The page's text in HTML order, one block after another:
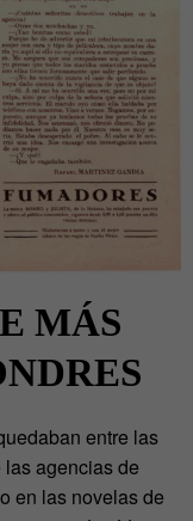
MÁS
entre las
agencias de
en las novelas de